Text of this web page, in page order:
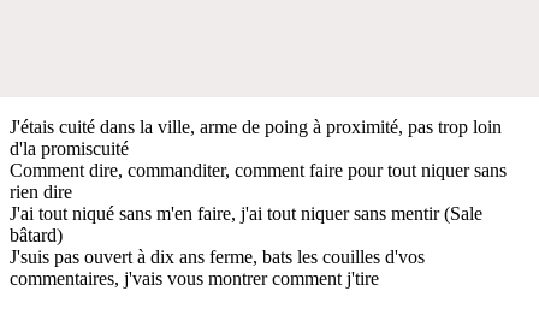
J'étais cuité dans la ville, arme de poing à proximité, pas trop loin
d'la promiscuité
Comment dire, commanditer, comment faire pour tout niquer sans
rien dire
J'ai tout niqué sans m'en faire, j'ai tout niquer sans mentir (Sale
bâtard)
J'suis pas ouvert à dix ans ferme, bats les couilles d'vos
commentaires, j'vais vous montrer comment j'tire